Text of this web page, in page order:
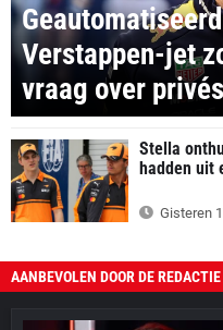
Verstappen-jet
vraag over
Stella
hadden uit
Gisteren
AANBEVOLEN DOOR DE REDACTIE